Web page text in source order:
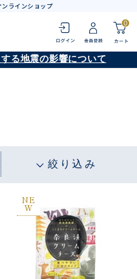
ラインショップ
0
る地震の影響について
絞り込み
NE
W